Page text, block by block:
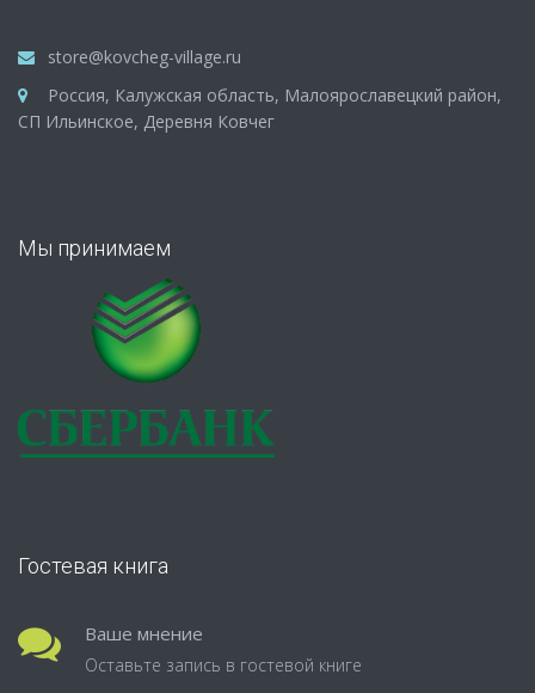
store@kovcheg-village.ru
Россия, Калужская область, Малоярославецкий район,
СП Ильинское, Деревня Ковчег
Мы принимаем
Гостевая книга
Ваше мнение
Оставьте запись в гостевой книге